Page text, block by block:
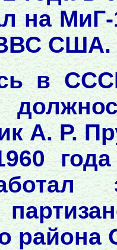
на
США.
в
А. Р.
района